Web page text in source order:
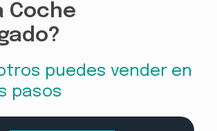
Coche
puedes vender en
pasos